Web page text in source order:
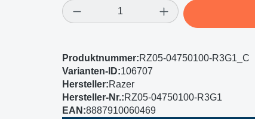
Produkt Anzahl: Gib den
Produktnummer:RZ05-04750100-R3G1_C
Varianten-ID:106707
Hersteller:Razer
Hersteller-Nr.:RZ05-04750100-R3G1
EAN:8887910060469